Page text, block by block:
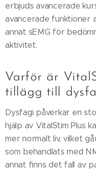
erbjuds avancerade
avancerade funktioner
annat sEMG för
aktivitet.
Varför är
tillägg till
Dysfagi påverkar en
hjälp av VitalStim Plus
mer normalt liv, vilket
som behandlats med
annat finns det fall av